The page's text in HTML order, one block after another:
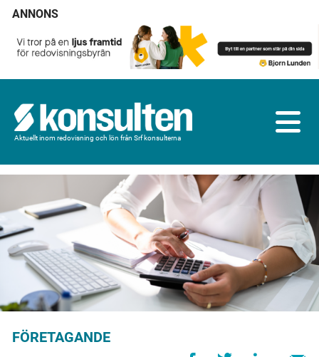
ANNONS
Aktuellt inom redovisning och lön från Srf konsulterna
FÖRETAGANDE